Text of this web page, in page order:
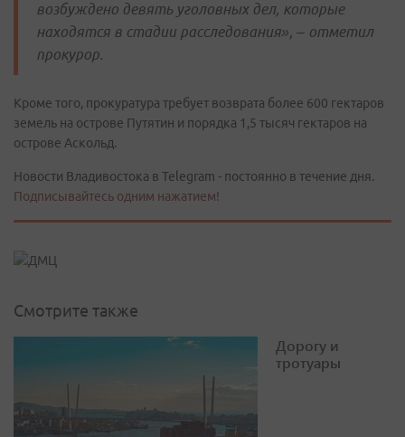
возбуждено девять уголовных дел, которые
находятся в стадии расследования», – отметил
прокурор.
Кроме того, прокуратура требует возврата более 600 гектаров
земель на острове Путятин и порядка 1,5 тысяч гектаров на
острове Аскольд.
Новости Владивостока в Telegram - постоянно в течение дня.
Подписывайтесь одним нажатием!
Смотрите также
Дорогу и
тротуары